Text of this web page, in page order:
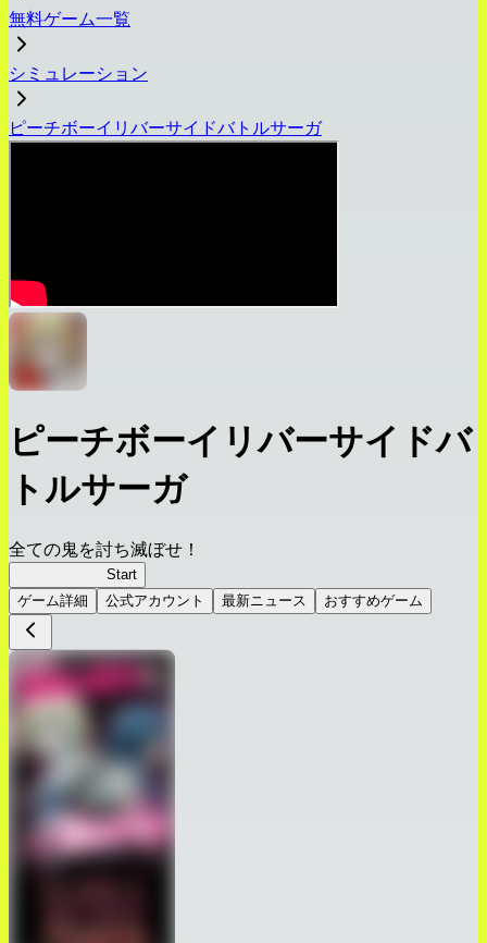
無料ゲーム一覧
シミュレーション
ピーチボーイリバーサイドバトルサーガ
ピーチボーイリバーサイドバ
トルサーガ
全ての鬼を討ち滅ぼせ！
Start
ゲーム詳細
公式アカウント 最新ニュース おすすめゲーム